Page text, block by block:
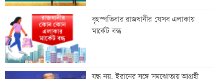
বৃহস্পতিবার রাজধানীর যেসব এলাকায়
মার্কেট বন্ধ